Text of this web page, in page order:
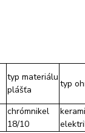
typ materiálu
plášťa
typ
chrómnikel
18/10